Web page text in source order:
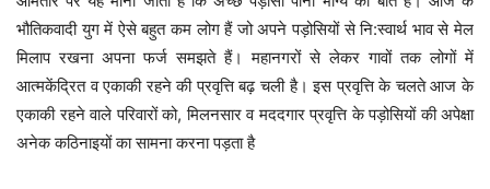
भौतिकवादी युग में ऐसे बहुत कम लोग हैं जो अपने पड़ोसियों से नि:स्वार्थ भाव से मेल
मिलाप रखना अपना फर्ज समझते हैं। महानगरों से लेकर गावों तक लोगों में
आत्मकेंद्रित व एकाकी रहने की प्रवृत्ति बढ़ चली है। इस प्रवृत्ति के चलते आज के
एकाकी रहने वाले परिवारों को, मिलनसार व मददगार प्रवृत्ति के पड़ोसियों की अपेक्षा
अनेक कठिनाइयों का सामना करना पड़ता है